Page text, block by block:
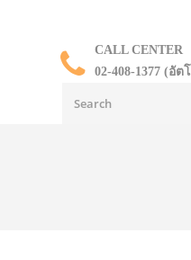
CALL CENTER
02-408-1377 (อั